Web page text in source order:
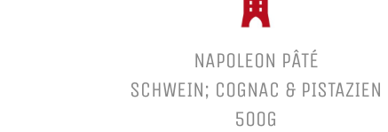
NAPOLEON PÂTÉ
SCHWEIN; COGNAC & PISTAZIEN
500G